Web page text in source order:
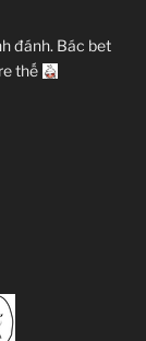
đánh. Bác bet
thế